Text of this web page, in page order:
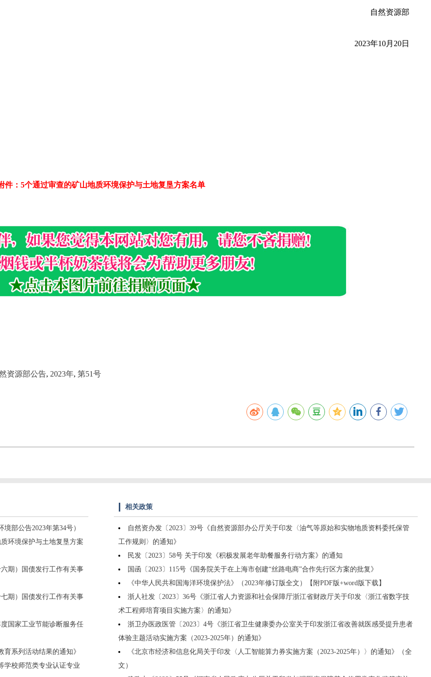
自然资源部
2023年10月20日
件：5个通过审查的矿山地质环境保护与土地复垦方案名单
资源部公告, 2023年, 第51号
部公告2023年第34号）
环境保护与土地复垦方案
期）国债发行工作有关事
期）国债发行工作有关事
国家工业节能诊断服务任
系列活动结果的通知》
学校师范类专业认证专业
相关政策
自然资办发〔2023〕39号《自然资源部办公厅关于印发〈油气等原始和实物地质资料委托保管
工作规则〉的通知》
民发〔2023〕58号 关于印发《积极发展老年助餐服务行动方案》的通知
国函〔2023〕115号《国务院关于在上海市创建“丝路电商”合作先行区方案的批复》
《中华人民共和国海洋环境保护法》（2023年修订版全文）【附PDF版+word版下载】
浙人社发〔2023〕36号《浙江省人力资源和社会保障厅浙江省财政厅关于印发〈浙江省数字技
术工程师培育项目实施方案〉的通知》
浙卫办医政医管〔2023〕4号《浙江省卫生健康委办公室关于印发浙江省改善就医感受提升患者
体验主题活动实施方案（2023-2025年）的通知》
《北京市经济和信息化局关于印发〈人工智能算力券实施方案（2023-2025年）〉的通知》（全
文）